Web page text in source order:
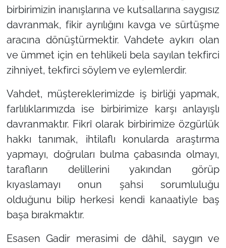
birbirimizin inanışlarına ve kutsallarına saygısız
davranmak, fikir ayrılığını kavga ve sürtüşme
aracına dönüştürmektir. Vahdete aykırı olan
ve ümmet için en tehlikeli bela sayılan tekfirci
zihniyet, tekfirci söylem ve eylemlerdir.
Vahdet, müştereklerimizde iş birliği yapmak,
farlılıklarımızda ise birbirimize karşı anlayışlı
davranmaktır. Fikrî olarak birbirimize özgürlük
hakkı tanımak, ihtilaflı konularda araştırma
yapmayı, doğruları bulma çabasında olmayı,
tarafların delillerini yakından görüp
kıyaslamayı onun şahsi sorumluluğu
olduğunu bilip herkesi kendi kanaatiyle baş
başa bırakmaktır.
Esasen Gadir merasimi de dâhil, saygın ve